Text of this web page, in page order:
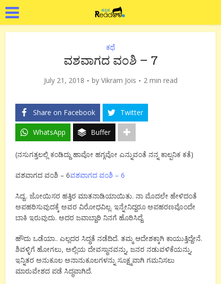
ಕಥೆ
ವಶವಾಗದ ವಂಶಿ – 7
July 21, 2018 by Vikram Jois 2 min read
Share on Facebook Twitter
WhatsApp Buffer
(ನಸುಗತ್ತಲಲ್ಲಿ ಕಂಡಿದ್ದು ಹಾವೋ ಹಗ್ಗವೋ ಎನ್ನುವಂತೆ ನನ್ನ ಕಾಲ್ಪನಿಕ ಕತೆ)
ವಶವಾಗದ ವಂಶಿ – 6ವಶವಾಗದ ವಂಶಿ – 6
ಸಿದ್ದ.. ಜೋಯಿಸರ ಹತ್ತಿರ ಮಾತನಾಡಿಯಾಯಿತು. ನಾ ಮೊದಲೇ ಹೇಳಿದಂತೆ
ಅಪಹರಿಸುವುದಕ್ಕೆ ಅವರ ವಿರೋಧವಿಲ್ಲ. ಇನ್ನೇನಿದ್ದರೂ ಅಪಹರಣವೊಂದೇ
ಬಾಕಿ ಇರುವುದು. ಅದರ ಜವಾಬ್ದಾರಿ ನಿನಗೆ ಹೊರಿಸಿದ್ದೆ.
ಹೌದು ಒಡೆಯಾ.. ಎಲ್ಲದರ ಸಿದ್ಧತೆ ನಡೆದಿದೆ. ತಮ್ಮ ಆದೇಶಕ್ಕಾಗಿ ಕಾಯುತ್ತಿದ್ದೇನೆ.
ಶಿವಳ್ಳಿಗೆ ಹೋಗಲು, ಅಲ್ಲಿಯ ದೇವಸ್ಥಾನವನ್ನು, ಜನರ ನಡುವಳಿಕೆಯನ್ನು,
ಇನ್ನಿತರ ಅನುಕೂಲ ಅನಾನುಕೂಲಗಳನ್ನು ಸೂಕ್ಷ್ಮವಾಗಿ ಗಮನಿಸಲು
ಮಾರುವೇಶದ ಪಡೆ ಸಿದ್ಧವಾಗಿದೆ.